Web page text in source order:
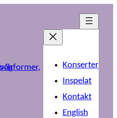
Konserter
Inspelat
Kontakt
English